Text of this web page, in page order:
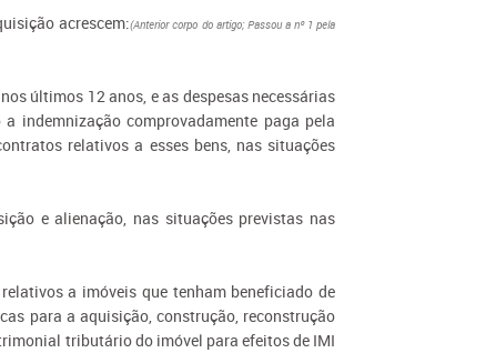
acrescem:(Anterior corpo do artigo; Passou a nº 1 pela
últimos 12 anos, e as despesas necessárias
indemnização comprovadamente paga pela
relativos a esses bens, nas situações
e alienação, nas situações previstas nas
a imóveis que tenham beneficiado de
para a aquisição, construção, reconstrução
tributário do imóvel para efeitos de IMI